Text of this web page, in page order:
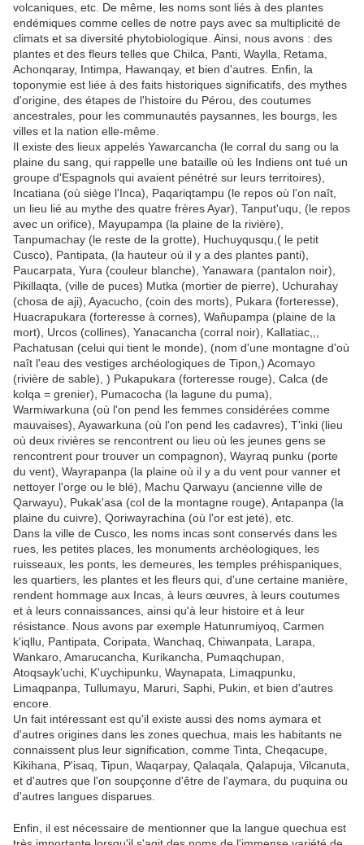
volcaniques, etc. De même, les noms sont liés à des plantes
endémiques comme celles de notre pays avec sa multiplicité de
climats et sa diversité phytobiologique. Ainsi, nous avons : des
plantes et des fleurs telles que Chilca, Panti, Waylla, Retama,
Achonqaray, Intimpa, Hawanqay, et bien d'autres. Enfin, la
toponymie est liée à des faits historiques significatifs, des mythes
d'origine, des étapes de l'histoire du Pérou, des coutumes
ancestrales, pour les communautés paysannes, les bourgs, les
villes et la nation elle-même.
Il existe des lieux appelés Yawarcancha (le corral du sang ou la
plaine du sang, qui rappelle une bataille où les Indiens ont tué un
groupe d'Espagnols qui avaient pénétré sur leurs territoires),
Incatiana (où siège l'Inca), Paqariqtampu (le repos où l'on naît,
un lieu lié au mythe des quatre frères Ayar), Tanput'uqu, (le repos
avec un orifice), Mayupampa (la plaine de la rivière),
Tanpumachay (le reste de la grotte), Huchuyqusqu,( le petit
Cusco), Pantipata, (la hauteur où il y a des plantes panti),
Paucarpata, Yura (couleur blanche), Yanawara (pantalon noir),
Pikillaqta, (ville de puces) Mutka (mortier de pierre), Uchurahay
(chosa de aji), Ayacucho, (coin des morts), Pukara (forteresse),
Huacrapukara (forteresse à cornes), Wañupampa (plaine de la
mort), Urcos (collines), Yanacancha (corral noir), Kallatiac,,,
Pachatusan (celui qui tient le monde), (nom d'une montagne d'où
naît l'eau des vestiges archéologiques de Tipon,) Acomayo
(rivière de sable), ) Pukapukara (forteresse rouge), Calca (de
kolqa = grenier), Pumacocha (la lagune du puma),
Warmiwarkuna (où l'on pend les femmes considérées comme
mauvaises), Ayawarkuna (où l'on pend les cadavres), T'inki (lieu
où deux rivières se rencontrent ou lieu où les jeunes gens se
rencontrent pour trouver un compagnon), Wayraq punku (porte
du vent), Wayrapanpa (la plaine où il y a du vent pour vanner et
nettoyer l'orge ou le blé), Machu Qarwayu (ancienne ville de
Qarwayu), Pukak'asa (col de la montagne rouge), Antapanpa (la
plaine du cuivre), Qoriwayrachina (où l'or est jeté), etc.
Dans la ville de Cusco, les noms incas sont conservés dans les
rues, les petites places, les monuments archéologiques, les
ruisseaux, les ponts, les demeures, les temples préhispaniques,
les quartiers, les plantes et les fleurs qui, d'une certaine manière,
rendent hommage aux Incas, à leurs œuvres, à leurs coutumes
et à leurs connaissances, ainsi qu'à leur histoire et à leur
résistance. Nous avons par exemple Hatunrumiyoq, Carmen
k'iqllu, Pantipata, Coripata, Wanchaq, Chiwanpata, Larapa,
Wankaro, Amarucancha, Kurikancha, Pumaqchupan,
Atoqsayk'uchi, K'uychipunku, Waynapata, Limaqpunku,
Limaqpanpa, Tullumayu, Maruri, Saphi, Pukin, et bien d'autres
encore.
Un fait intéressant est qu'il existe aussi des noms aymara et
d'autres origines dans les zones quechua, mais les habitants ne
connaissent plus leur signification, comme Tinta, Cheqacupe,
Kikihana, P'isaq, Tipun, Waqarpay, Qalaqala, Qalapuja, Vilcanuta,
et d'autres que l'on soupçonne d'être de l'aymara, du puquina ou
d'autres langues disparues.
Enfin, il est nécessaire de mentionner que la langue quechua est